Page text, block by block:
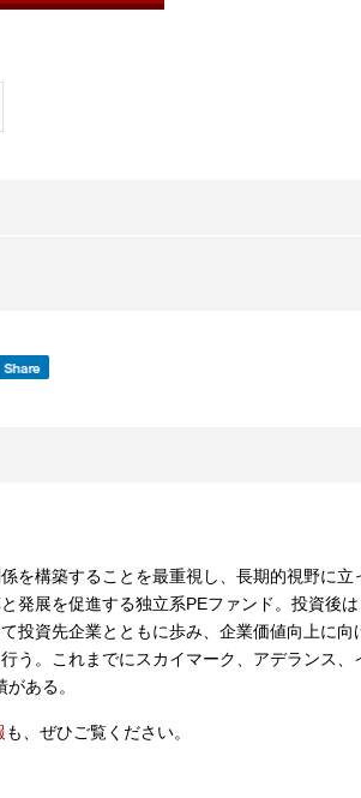
を構築することを最重視し、長期的視野に立
発展を促進する独立系PEファンド。投資後は
投資先企業とともに歩み、企業価値向上に向
う。これまでにスカイマーク、アデランス、
ある。
も、ぜひご覧ください。